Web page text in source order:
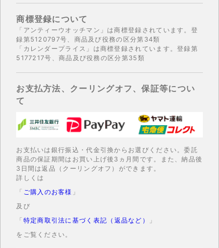
商標登録について
「アンティーウオッチマン」は商標登録されています。登
録第5120797号、商品及び役務の区分第34類
「カレンダープライス」は商標登録されています。登録第
5177217号、商品及び役務の区分第35類
お支払方法、クーリングオフ、保証等につい
て
お支払いは銀行振込・代金引換からお選びください。委託
商品の保証期間はお買い上げ後3ヵ月間です。また、納品後
3日間は返品（クーリングオフ）ができます。
詳しくは
「 ご購入のお客様 」
及び
「特定商取引法に基づく表記（返品など）
」
をご覧ください。